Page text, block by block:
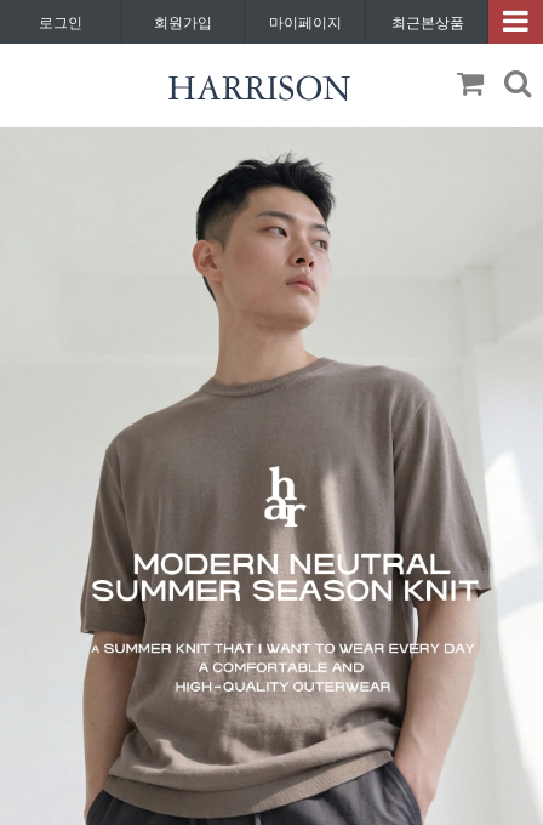
로그인 회원가입 마이페이지 최근본상품